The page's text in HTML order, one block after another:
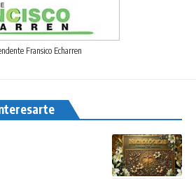
Fransico Echarren